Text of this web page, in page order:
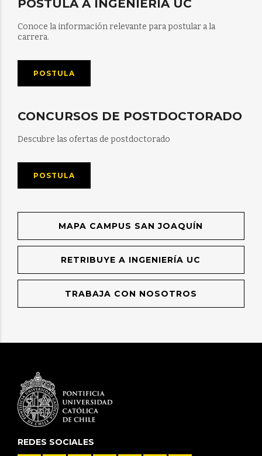
POSTULA A INGENIERÍA UC
Conoce la información relevante para postular a la
carrera.
POSTULA
CONCURSOS DE POSTDOCTORADO
Descubre las ofertas de postdoctorado
POSTULA
MAPA CAMPUS SAN JOAQUÍN
RETRIBUYE A INGENIERÍA UC
TRABAJA CON NOSOTROS
REDES SOCIALES